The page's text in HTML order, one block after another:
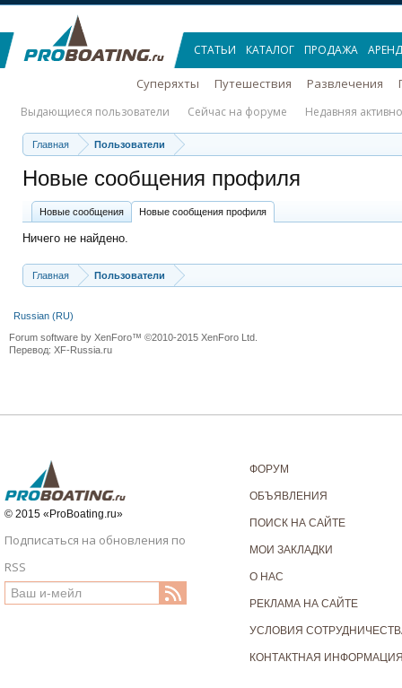
Главная Пользователи
Новые сообщения профиля
Новые сообщения Новые сообщения профиля
Ничего не найдено.
Главная Пользователи
СТАТЬИ КАТАЛОГ ПРОДАЖА
Суперяхты Путешествия Развлечения
Выдающиеся пользователи Сейчас на форуме Недавняя
Russian (RU)
Forum software by XenForo™ ©2010-2015 XenForo Ltd.
Перевод: XF-Russia.ru
© 2015 «ProBoating.ru»
Подписаться на обновления по
RSS
ФОРУМ
ОБЪЯВЛЕНИЯ
ПОИСК НА САЙТЕ
МОИ ЗАКЛАДКИ
О НАС
РЕКЛАМА НА САЙТЕ
УСЛОВИЯ
КОНТАКТНАЯ